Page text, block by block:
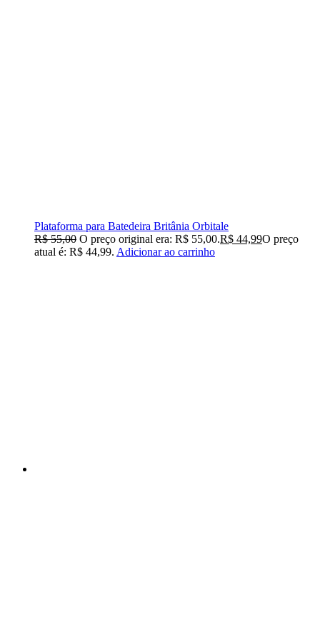
Plataforma para Batedeira Britânia Orbitale
R$55,00 O preço original era: R$ 55,00.R$ 44,99O preço
atual é: R$ 44,99. Adicionar ao carrinho